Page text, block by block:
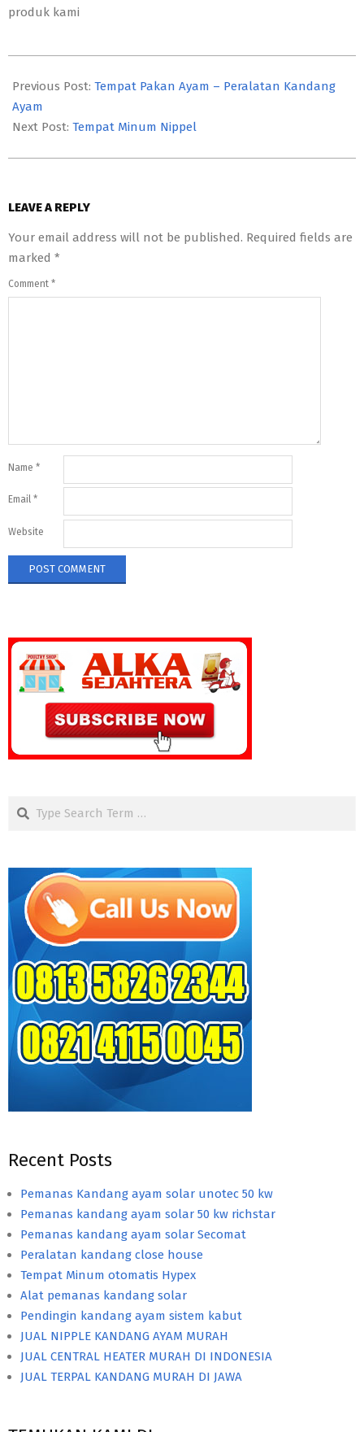
produk kami
08-
09
Previous Post: Tempat Pakan Ayam – Peralatan Kandang
Ayam
Next Post: Tempat Minum Nippel
LEAVE A REPLY
Your email address will not be published. Required fields are
marked *
Comment *
Name *
Email *
Website
Search
Recent Posts
Pemanas Kandang ayam solar unotec 50 kw
Pemanas kandang ayam solar 50 kw richstar
Pemanas kandang ayam solar Secomat
Peralatan kandang close house
Tempat Minum otomatis Hypex
Alat pemanas kandang solar
Pendingin kandang ayam sistem kabut
JUAL NIPPLE KANDANG AYAM MURAH
JUAL CENTRAL HEATER MURAH DI INDONESIA
JUAL TERPAL KANDANG MURAH DI JAWA